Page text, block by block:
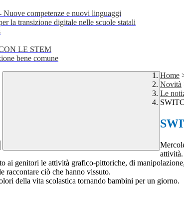
competenze e nuovi linguaggi
la transizione digitale nelle scuole statali
LE STEM
bene comune
Home
Novità
Le
attività.
ai genitori le attività grafico-pittoriche, di
raccontare ciò che hanno vissuto.
della vita scolastica tornando bambini per un giorno.